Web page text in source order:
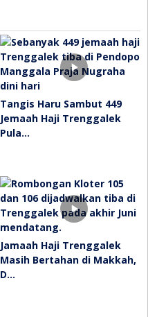
Tangis Haru Sambut 449
Jemaah Haji Trenggalek
Pula…
Jamaah Haji Trenggalek
Masih Bertahan di Makkah,
D…